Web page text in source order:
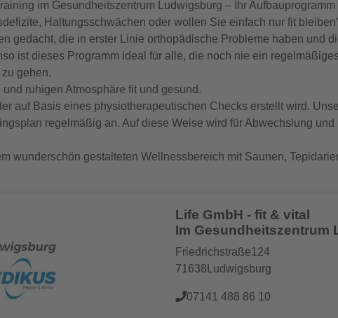
im Gesundheitszentrum Ludwigsburg – Ihr
Haltungsschwächen oder wollen Sie einfach nur fit
gedacht, die in erster Linie orthopädische Probleme haben und
ist dieses Programm ideal für alle, die noch nie ein
gehen.
ruhigen Atmosphäre fit und gesund.
auf Basis eines physiotherapeutischen Checks erstellt wird.
regelmäßig an. Auf diese Weise wird für Abwechslung
wunderschön gestalteten Wellnessbereich mit Saunen,
Life GmbH - fit & vital
Im Gesundheitszentrum
Friedrichstraße124
71638Ludwigsburg
07141 488 86 10